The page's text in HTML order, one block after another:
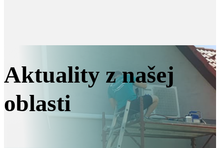
Aktuality z našej
oblasti